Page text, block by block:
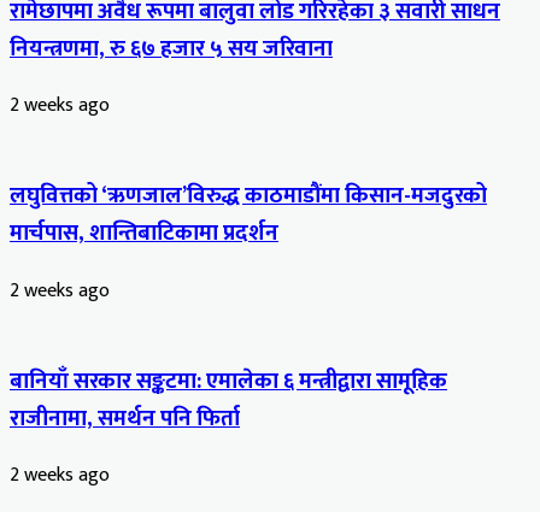
रामेछापमा अवैध रूपमा बालुवा लोड गरिरहेका ३ सवारी साधन
नियन्त्रणमा, रु ६७ हजार ५ सय जरिवाना
2 weeks ago
लघुवित्तको ‘ऋणजाल’विरुद्ध काठमाडौंमा किसान-मजदुरको
मार्चपास, शान्तिबाटिकामा प्रदर्शन
2 weeks ago
बानियाँ सरकार सङ्कटमा: एमालेका ६ मन्त्रीद्वारा सामूहिक
राजीनामा, समर्थन पनि फिर्ता
2 weeks ago